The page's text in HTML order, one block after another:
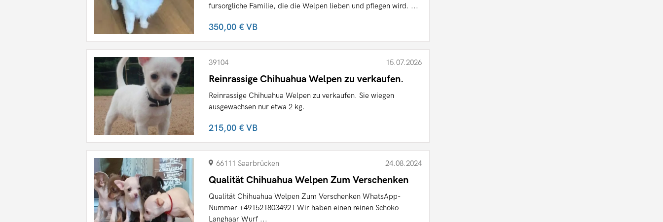
fursorgliche Familie, die die Welpen lieben und pflegen wird. ...
350,00 €VB
39104 15.07.2026
Reinrassige Chihuahua Welpen zu verkaufen.
Reinrassige Chihuahua Welpen zu verkaufen. Sie wiegen
ausgewachsen nur etwa 2 kg.
215,00 €VB
66111 Saarbrücken 24.08.2024
Qualität Chihuahua Welpen Zum Verschenken
Qualität Chihuahua Welpen Zum Verschenken WhatsApp-
Nummer +4915218034921 Wir haben einen reinen Schoko
Langhaar Wurf ...